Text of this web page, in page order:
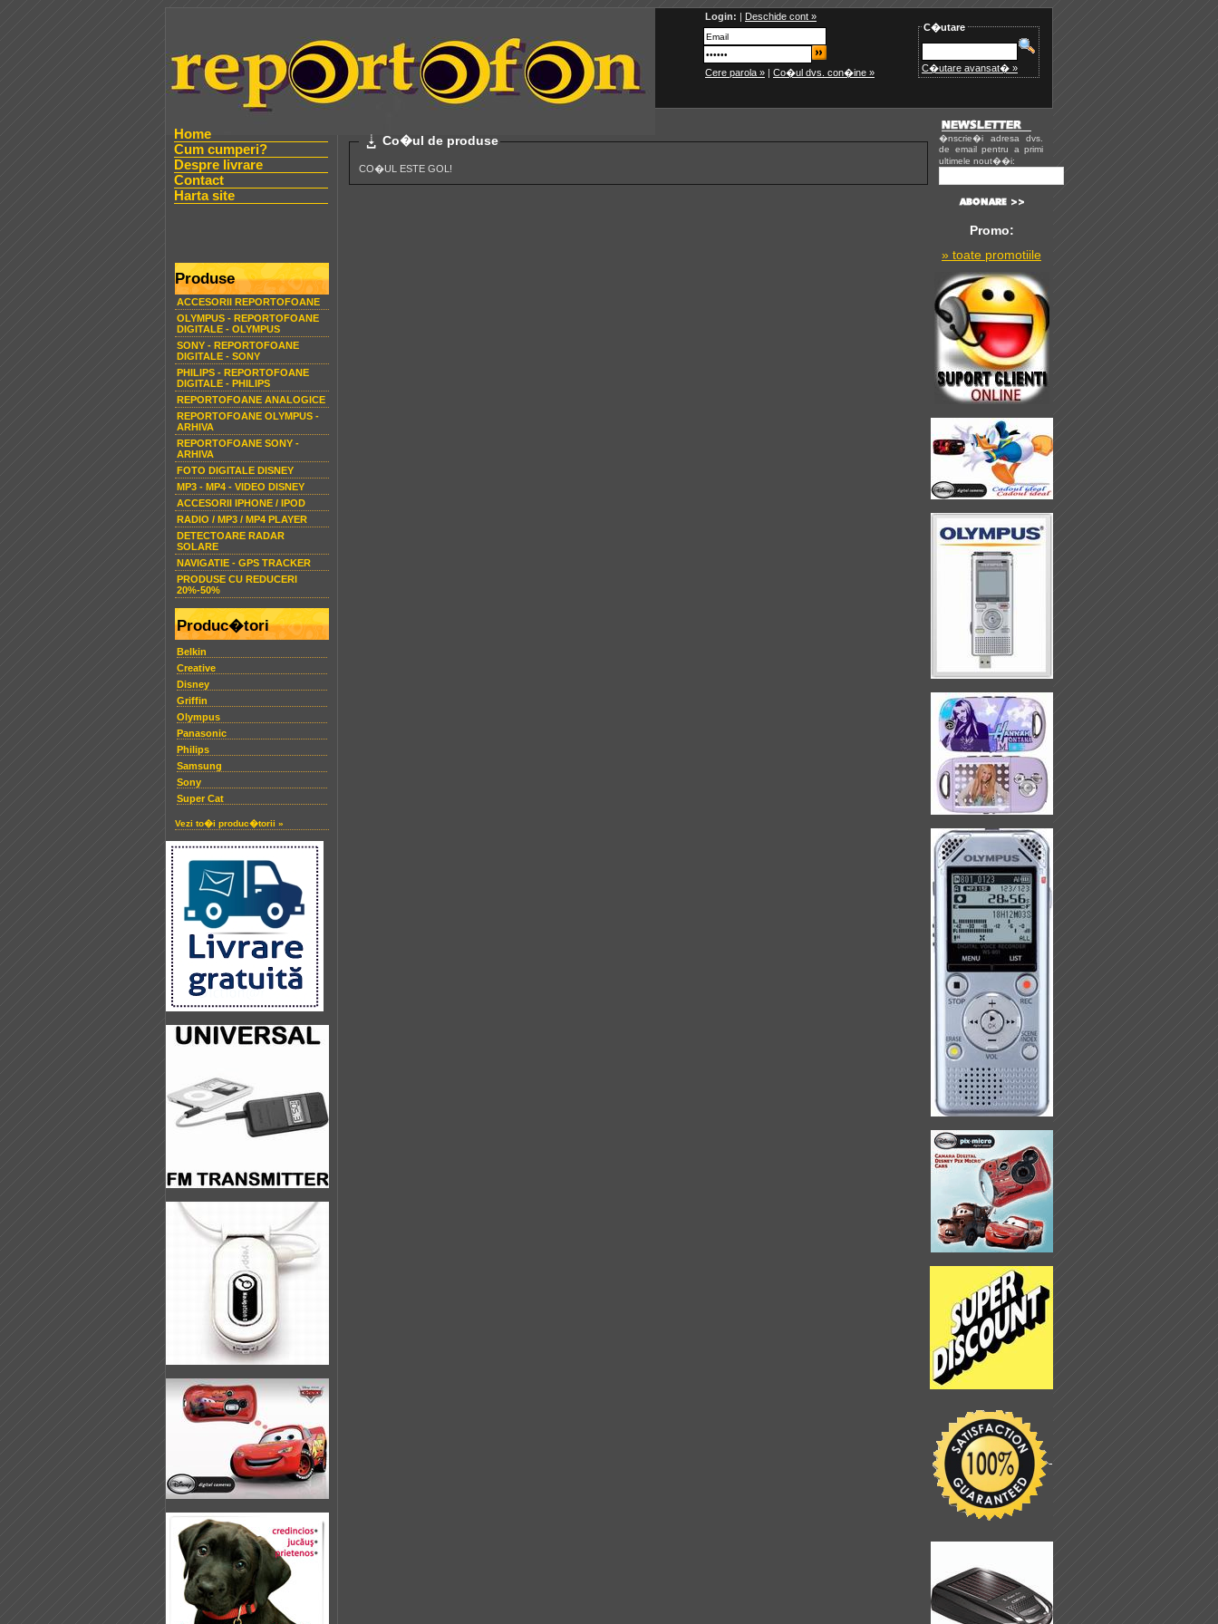
Login: | Deschide cont »
Cere parola » | Co�ul dvs. con�ine »
C�utare
C�utare avansat� »
Home
Cum cumperi?
Despre livrare
Contact
Harta site
Produse
ACCESORII REPORTOFOANE
OLYMPUS - REPORTOFOANE
DIGITALE - OLYMPUS
SONY - REPORTOFOANE
DIGITALE - SONY
PHILIPS - REPORTOFOANE
DIGITALE - PHILIPS
REPORTOFOANE ANALOGICE
REPORTOFOANE OLYMPUS -
ARHIVA
REPORTOFOANE SONY -
ARHIVA
FOTO DIGITALE DISNEY
MP3 - MP4 - VIDEO DISNEY
ACCESORII IPHONE / IPOD
RADIO / MP3 / MP4 PLAYER
DETECTOARE RADAR
SOLARE
NAVIGATIE - GPS TRACKER
PRODUSE CU REDUCERI
20%-50%
Produc�tori
Belkin
Creative
Disney
Griffin
Olympus
Panasonic
Philips
Samsung
Sony
Super Cat
Vezi to�i produc�torii »
Co�ul de produse
CO�UL ESTE GOL!
�nscrie�i adresa dvs.
de email pentru a primi
ultimele nout��i:
Promo:
» toate promotiile